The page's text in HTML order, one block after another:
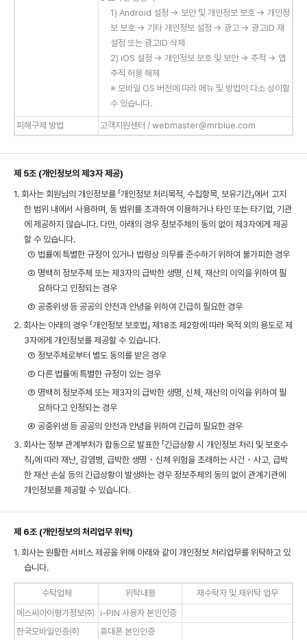
1) Android 설정 → 보안 및 개인정보 보호 → 개인정
보 보호 → 기타 개인정보 설정 → 광고 → 광고ID 재
설정 또는 광고ID 삭제
2) iOS 설정 → 개인정보 보호 및 보안 → 추적 → 앱
추적 허용 해제
※ 모바일 OS 버전에 따라 메뉴 및 방법이 다소 상이할
수 있습니다.
피해구제 방법 고객지원센터 / webmaster@mrblue.com
제 5조 (개인정보의 제3자 제공)
1. 회사는 회원님의 개인정보를 「개인정보 처리목적, 수집항목, 보유기간」에서 고지
한 범위 내에서 사용하며, 동 범위를 초과하여 이용하거나 타인 또는 타기업, 기관
에 제공하지 않습니다. 다만, 아래의 경우 정보주체의 동의 없이 제3자에게 제공
할 수 있습니다.
① 법률에 특별한 규정이 있거나 법령상 의무를 준수하기 위하여 불가피한 경우
② 명백히 정보주체 또는 제3자의 급박한 생명, 신체, 재산의 이익을 위하여 필
요하다고 인정되는 경우
③ 공중위생 등 공공의 안전과 안녕을 위하여 긴급히 필요한 경우
2. 회사는 아래의 경우 「개인정보 보호법」 제18조 제2항에 따라 목적 외의 용도로 제
3자에게 개인정보를 제공할 수 있습니다.
① 정보주체로부터 별도 동의를 받은 경우
② 다른 법률에 특별한 규정이 있는 경우
③ 명백히 정보주체 또는 제3자의 급박한 생명, 신체, 재산의 이익을 위하여 필
요하다고 인정되는 경우
④ 공중위생 등 공공의 안전과 안녕을 위하여 긴급히 필요한 경우
3. 회사는 정부 관계부처가 합동으로 발표한 「긴급상황 시 개인정보 처리 및 보호수
칙」에 따라 재난, 감염병, 급박한 생명・신체 위험을 초래하는 사건・사고, 급박
한 재산 손실 등의 긴급상황이 발생하는 경우 정보주체의 동의 없이 관계기관에
개인정보를 제공할 수 있습니다.
제 6조 (개인정보의 처리업무 위탁)
1. 회사는 원활한 서비스 제공을 위해 아래와 같이 개인정보 처리업무를 위탁하고 있
습니다.
수탁업체 위탁내용
재수탁자 및 재위탁 업무
에스씨아이평가정보㈜
i-PIN 사용자 본인인증
한국모바일인증㈜
휴대폰 본인인증